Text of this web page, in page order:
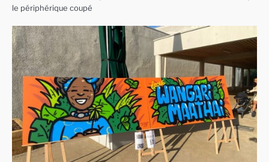
le périphérique coupé